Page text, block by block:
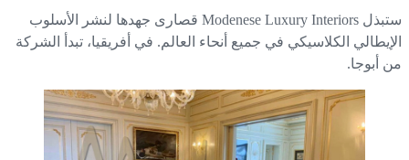
ستبذل Modenese Luxury Interiors قصارى جهدها لنشر الأسلوب
الكلاسيكي في جميع أنحاء العالم. في أفريقيا، تبدأ الشركة
أبوجا.